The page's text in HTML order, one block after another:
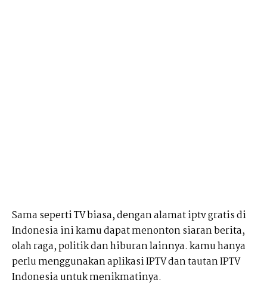
Sama seperti TV biasa, dengan alamat iptv gratis di
Indonesia ini kamu dapat menonton siaran berita,
olah raga, politik dan hiburan lainnya. kamu hanya
perlu menggunakan aplikasi IPTV dan tautan IPTV
Indonesia untuk menikmatinya.